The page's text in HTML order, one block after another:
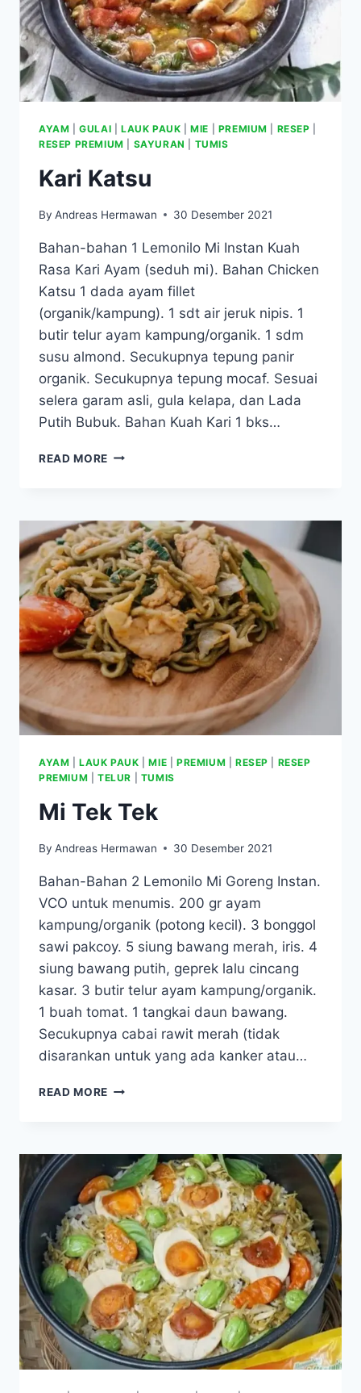
AYAM |GULAI LAUK PAUK |MIE PREMIUM RESEP
RESEP PREMIUM
SAYURAN TUMIS
Kari Katsu
By Andreas Hermawan 30 Desember 2021
Bahan-bahan 1 Lemonilo Mi Instan Kuah
Rasa Kari Ayam (seduh mi). Bahan Chicken
Katsu 1 dada ayam fillet
(organik/kampung). 1 sdt air jeruk nipis. 1
butir telur ayam kampung/organik. 1 sdm
susu almond. Secukupnya tepung panir
organik. Secukupnya tepung mocaf. Sesuai
selera garam asli, gula kelapa, dan Lada
Putih Bubuk. Bahan Kuah Kari 1 bks…
READ MORE KARI
AYAM |LAUK PAUK |MIE PREMIUM RESEP
RESEP
PREMIUM
TELUR TUMIS
Mi Tek Tek
By Andreas Hermawan 30 Desember 2021
Bahan-Bahan 2 Lemonilo Mi Goreng Instan.
VCO untuk menumis. 200 gr ayam
kampung/organik (potong kecil). 3 bonggol
sawi pakcoy. 5 siung bawang merah, iris. 4
siung bawang putih, geprek lalu cincang
kasar. 3 butir telur ayam kampung/organik.
1 buah tomat. 1 tangkai daun bawang.
Secukupnya cabai rawit merah (tidak
disarankan untuk yang ada kanker atau…
READ MORE